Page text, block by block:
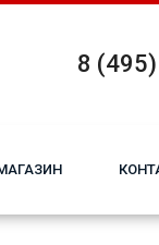
8